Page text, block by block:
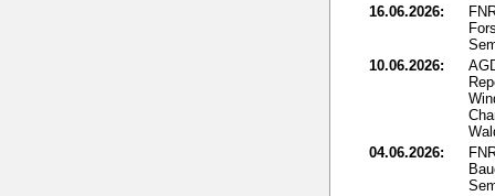
16.06.2026:
10.06.2026:
04.06.2026: